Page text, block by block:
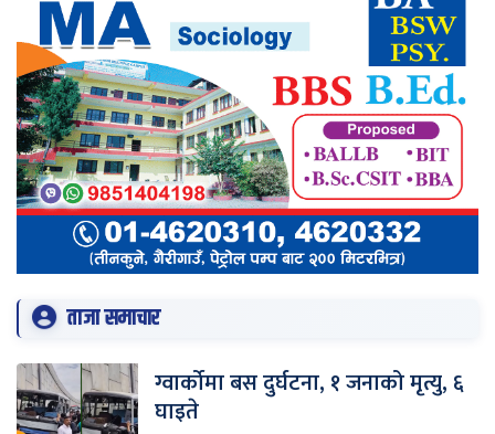
ताजा समाचार
ग्वार्कोमा बस दुर्घटना, १ जनाको मृत्यु, ६
घाइते